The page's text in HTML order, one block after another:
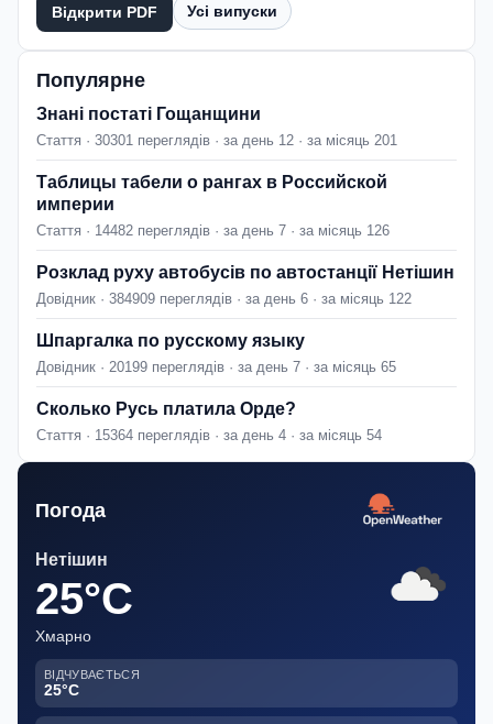
Відкрити PDF Усі випуски
Популярне
Знані постаті Гощанщини
Стаття · 30301 переглядів · за день 12 · за місяць 201
Таблицы табели о рангах в Российской
империи
Стаття · 14482 переглядів · за день 7 · за місяць 126
Розклад руху автобусів по автостанції Нетішин
Довідник · 384909 переглядів · за день 6 · за місяць 122
Шпаргалка по русскому языку
Довідник · 20199 переглядів · за день 7 · за місяць 65
Сколько Русь платила Орде?
Стаття · 15364 переглядів · за день 4 · за місяць 54
Погода
Нетішин
25°C
Хмарно
ВІДЧУВАЄТЬСЯ
25°C